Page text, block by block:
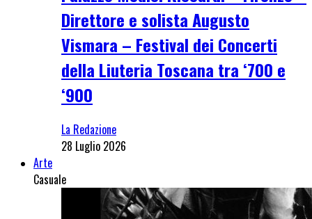
Direttore e solista Augusto
Vismara – Festival dei Concerti
della Liuteria Toscana tra ‘700 e
‘900
La Redazione
28 Luglio 2026
Arte
Casuale